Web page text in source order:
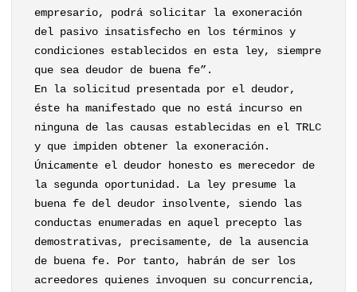
empresario, podrá solicitar la exoneración
del pasivo insatisfecho en los términos y
condiciones establecidos en esta ley, siempre
que sea deudor de buena fe”.
En la solicitud presentada por el deudor,
éste ha manifestado que no está incurso en
ninguna de las causas establecidas en el TRLC
y que impiden obtener la exoneración.
Únicamente el deudor honesto es merecedor de
la segunda oportunidad. La ley presume la
buena fe del deudor insolvente, siendo las
conductas enumeradas en aquel precepto las
demostrativas, precisamente, de la ausencia
de buena fe. Por tanto, habrán de ser los
acreedores quienes invoquen su concurrencia,